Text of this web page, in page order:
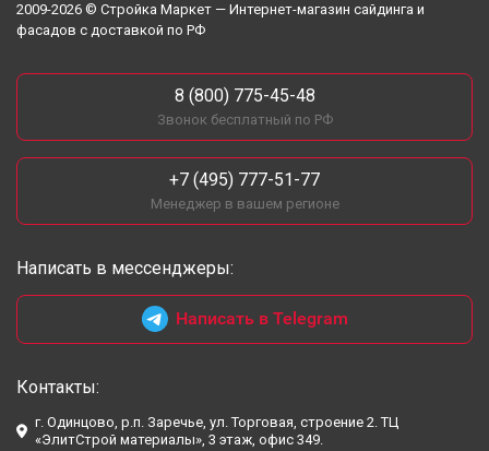
2009-2026 © Стройка Маркет — Интернет-магазин сайдинга и
фасадов с доставкой по РФ
8 (800) 775-45-48
Звонок бесплатный по РФ
+7 (495) 777-51-77
Менеджер в вашем регионе
Написать в мессенджеры:
Написать в Telegram
Контакты:
г. Одинцово, р.п. Заречье, ул. Торговая, строение 2. ТЦ
«ЭлитСтрой материалы», 3 этаж, офис 349.